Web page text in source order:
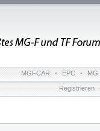
MGFCAR • EPC • MG
Registrieren